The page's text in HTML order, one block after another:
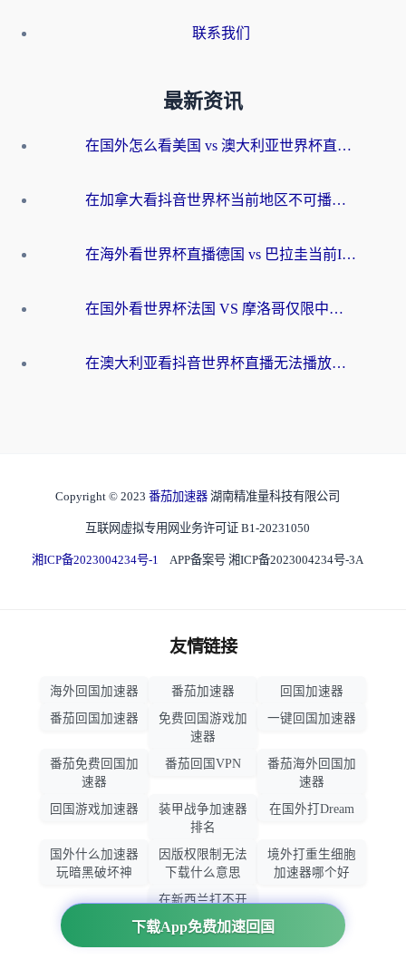
联系我们
最新资讯
在国外怎么看美国 vs 澳大利亚世界杯直播？海外党必藏的中文解说观赛指南
在加拿大看抖音世界杯当前地区不可播放？海外党体育观赛终极指南
在海外看世界杯直播德国 vs 巴拉圭当前IP受限制？这篇指南帮你轻松解决地区限制
在国外看世界杯法国 VS 摩洛哥仅限中国大陆？别让地域限制拦下你的欢呼
在澳大利亚看抖音世界杯直播无法播放？海外党体育观赛终极指南来了！
下载App免费加速回国
Copyright © 2023 番茄加速器 湖南精准量科技有限公司
互联网虚拟专用网业务许可证 B1-20231050
湘ICP备2023004234号-1 APP备案号 湘ICP备2023004234号-3A
友情链接
海外回国加速器 番茄加速器
回国加速器
番茄回国加速器
免费回国游戏加
速器
一键回国加速器
番茄免费回国加
速器
番茄回国VPN
番茄海外回国加
速器
回国游戏加速器
装甲战争加速器
排名
在国外打Dream
国外什么加速器
玩暗黑破坏神
因版权限制无法
下载什么意思
境外打重生细胞
加速器哪个好
在新西兰打不开
大智慧怎么办